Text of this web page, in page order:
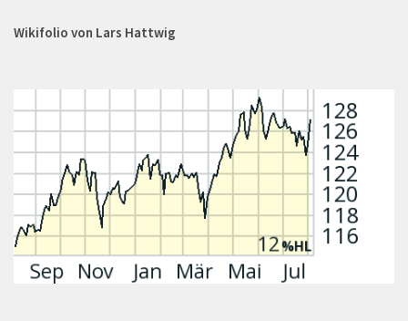
Wikifolio von Lars Hattwig